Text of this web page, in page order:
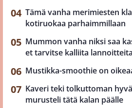
Tämä vanha merimiesten
kotiruokaa parhaimmillaan
Mummon vanha niksi saa
et tarvitse kalliita lannoitteita
Mustikka-smoothie on
Kaveri teki tolkuttoman
murusteli tätä kalan päälle